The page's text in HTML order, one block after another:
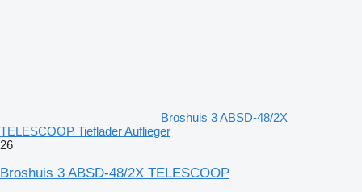
Broshuis 3 ABSD-48/2X
TELESCOOP Tieflader Auflieger
26
Broshuis 3 ABSD-48/2X TELESCOOP